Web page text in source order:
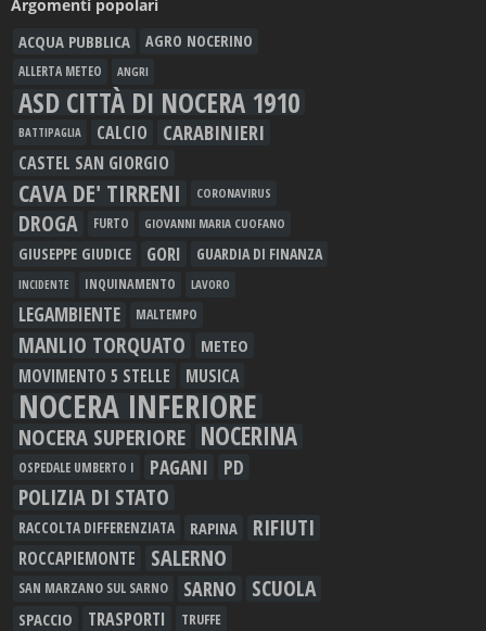
Argomenti popolari
ACQUA PUBBLICA AGRO NOCERINO
ALLERTA METEO ANGRI
ASD CITTÀ DI NOCERA 1910
BATTIPAGLIA CALCIO CARABINIERI
CASTEL SAN GIORGIO
CAVA DE' TIRRENI CORONAVIRUS
DROGA FURTO GIOVANNI MARIA CUOFANO
GIUSEPPE GIUDICE GORI GUARDIA DI FINANZA
INCIDENTE INQUINAMENTO LAVORO
LEGAMBIENTE MALTEMPO
MANLIO TORQUATO METEO
MOVIMENTO 5 STELLE MUSICA
NOCERA INFERIORE
NOCERA SUPERIORE NOCERINA
OSPEDALE UMBERTO I PAGANI PD
POLIZIA DI STATO
RACCOLTA DIFFERENZIATA RAPINA RIFIUTI
ROCCAPIEMONTE SALERNO
SAN MARZANO SUL SARNO SARNO SCUOLA
SPACCIO TRASPORTI TRUFFE